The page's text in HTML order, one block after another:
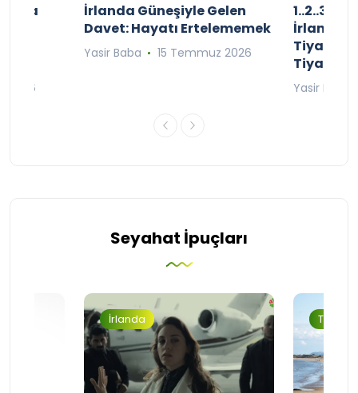
2026
İrlanda Güneşiyle Gelen
Davet: Hayatı Ertelememek
Yasir Baba 15 Temmuz 2026
1..2..3..
Tiyatro
Yasir Baba
Seyahat İpuçları
İrlanda Turizm